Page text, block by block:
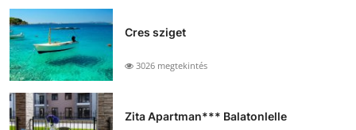
Cres sziget
3026 megtekintés
Zita Apartman*** Balatonlelle